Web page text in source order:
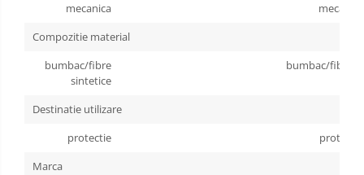
Manusi fibre speciale
Manusi fibre speciale impregnate
Manusi latex
mecanica
mecanica
Compozitie material
bumbac/fibre
sintetice
bumbac/fibre
Destinatie utilizare
protectie
protectie
Marca